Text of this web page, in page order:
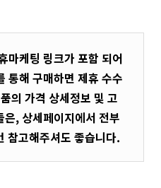
마케팅 링크가 포함 되어
통해 구매하면 제휴 수수
의 가격 상세정보 및 고
, 상세페이지에서 전부
참고해주셔도 좋습니다.